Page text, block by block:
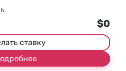
$0
ставку